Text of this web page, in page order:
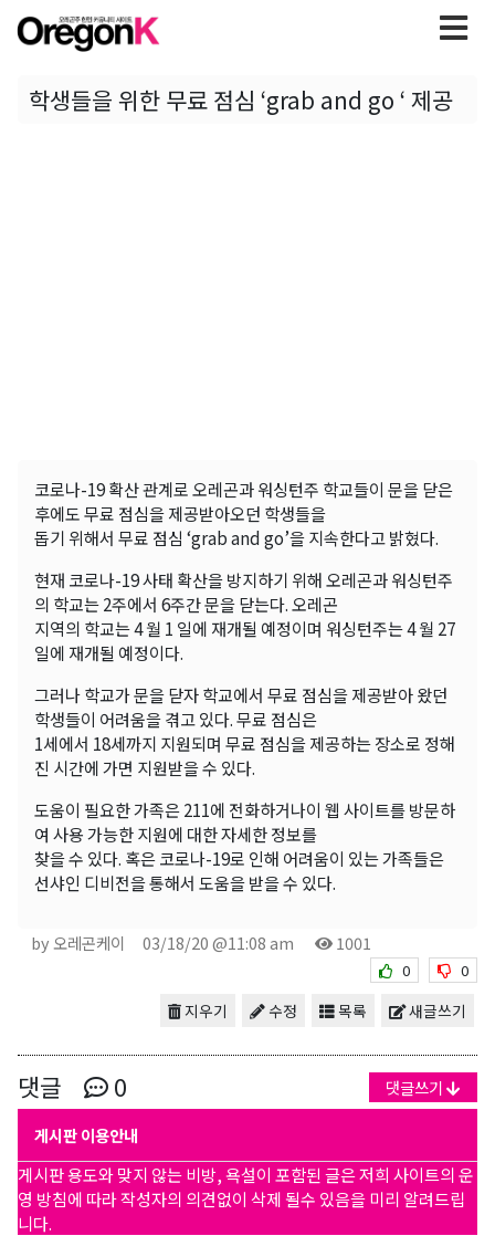
학생들을 위한 무료 점심 ‘grab and go ‘ 제공
코로나-19 확산 관계로 오레곤과 워싱턴주 학교들이 문을 닫은
후에도 무료 점심을 제공받아오던 학생들을
돕기 위해서 무료 점심 ‘grab and go’을 지속한다고 밝혔다.
현재 코로나-19 사태 확산을 방지하기 위해 오레곤과 워싱턴주
의 학교는 2주에서 6주간 문을 닫는다. 오레곤
지역의 학교는 4 월 1 일에 재개될 예정이며 워싱턴주는 4 월 27
일에 재개될 예정이다.
그러나 학교가 문을 닫자 학교에서 무료 점심을 제공받아 왔던
학생들이 어려움을 겪고 있다. 무료 점심은
1세에서 18세까지 지원되며 무료 점심을 제공하는 장소로 정해
진 시간에 가면 지원받을 수 있다.
도움이 필요한 가족은 211에 전화하거나이 웹 사이트를 방문하
여 사용 가능한 지원에 대한 자세한 정보를
찾을 수 있다. 혹은 코로나-19로 인해 어려움이 있는 가족들은
선샤인 디비전을 통해서 도움을 받을 수 있다.
by 오레곤케이 03/18/20 @11:08 am 1001
0 0
새글쓰기
목록
수정
지우기
댓글 0 댓글쓰기
게시판 이용안내
게시판 용도와 맞지 않는 비방, 욕설이 포함된 글은 저희 사이트의 운
영 방침에 따라 작성자의 의견없이 삭제 될수 있음을 미리 알려드립
니다.